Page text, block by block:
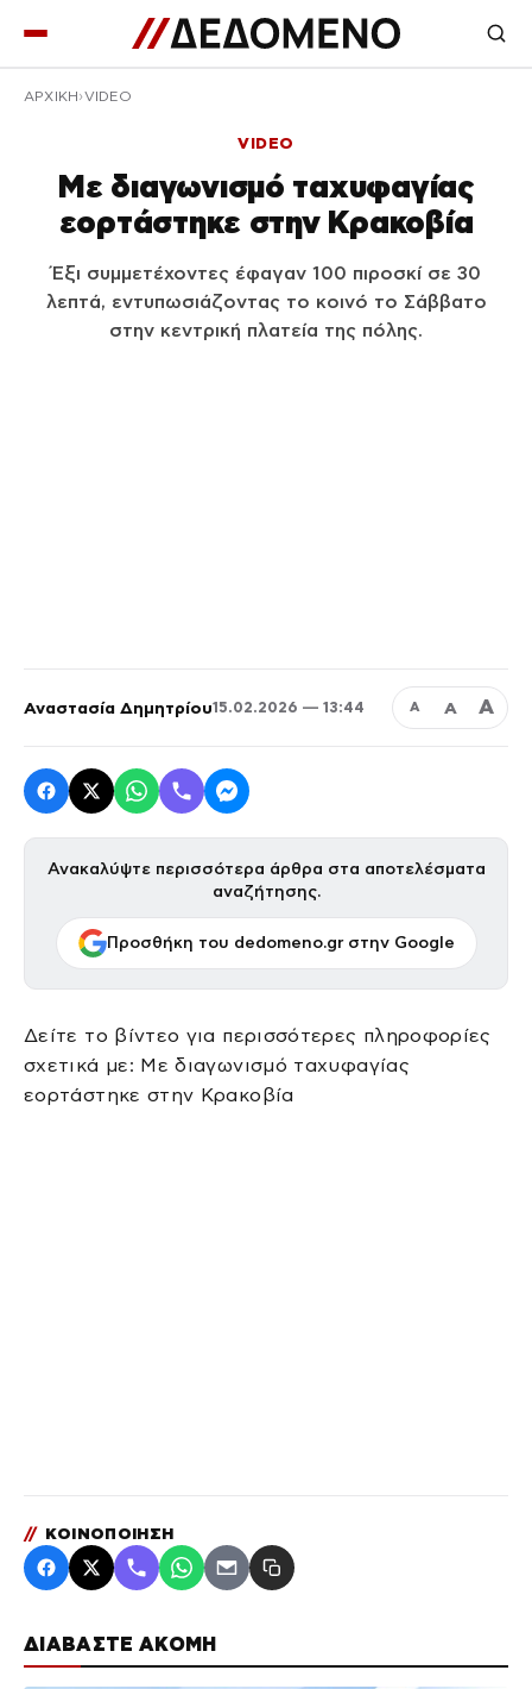
ΑΡΧΙΚΉ VIDEO
VIDEO
Με διαγωνισμό ταχυφαγίας
εορτάστηκε στην Κρακοβία
Έξι συμμετέχοντες έφαγαν 100 πιροσκί σε 30
λεπτά, εντυπωσιάζοντας το κοινό το Σάββατο
στην κεντρική πλατεία της πόλης.
ΔΙΑΒΑΣΤΕ ΑΚΟΜΗ
Αναστασία Δημητρίου15.02.2026 — 13:44 Α Α Α
Ανακαλύψτε περισσότερα άρθρα στα αποτελέσματα
αναζήτησης.
Προσθήκη του dedomeno.gr στην Google
Δείτε το βίντεο για περισσότερες πληροφορίες
σχετικά με: Με διαγωνισμό ταχυφαγίας
εορτάστηκε στην Κρακοβία
// ΚΟΙΝΟΠΟΙΗΣΗ